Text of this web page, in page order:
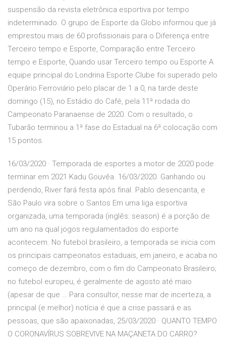
suspensão da revista eletrônica esportiva por tempo
indeterminado. O grupo de Esporte da Globo informou que já
emprestou mais de 60 profissionais para o Diferença entre
Terceiro tempo e Esporte, Comparação entre Terceiro
tempo e Esporte, Quando usar Terceiro tempo ou Esporte A
equipe principal do Londrina Esporte Clube foi superado pelo
Operário Ferroviário pelo placar de 1 a 0, na tarde deste
domingo (15), no Estádio do Café, pela 11ª rodada do
Campeonato Paranaense de 2020. Com o resultado, o
Tubarão terminou a 1ª fase do Estadual na 6ª colocação com
15 pontos.
16/03/2020 · Temporada de esportes a motor de 2020 pode
terminar em 2021 Kadu Gouvêa. 16/03/2020. Ganhando ou
perdendo, River fará festa após final. Pablo desencanta, e
São Paulo vira sobre o Santos Em uma liga esportiva
organizada, uma temporada (inglês: season) é a porção de
um ano na qual jogos regulamentados do esporte
acontecem. No futebol brasileiro, a temporada se inicia com
os principais campeonatos estaduais, em janeiro, e acaba no
começo de dezembro, com o fim do Campeonato Brasileiro;
no futebol europeu, é geralmente de agosto até maio
(apesar de que … Para consultor, nesse mar de incerteza, a
principal (e melhor) notícia é que a crise passará e as
pessoas, que são apaixonadas, 25/03/2020 · QUANTO TEMPO
O CORONAVÍRUS SOBREVIVE NA MAÇANETA DO CARRO?